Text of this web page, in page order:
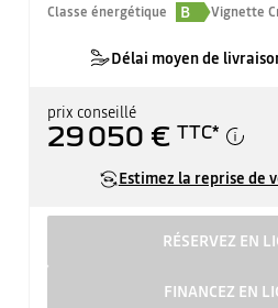
Classe énergétique
B Vignette
Délai moyen de
prix conseillé
29 050 € TTC*
Estimez la reprise de
RÉSERVEZ EN
FINANCEZ EN